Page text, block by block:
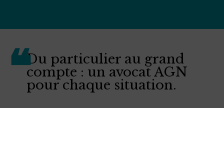
Du particulier au grand
compte : un avocat AGN
pour chaque situation.